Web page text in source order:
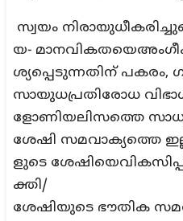
സ്വയം
യ-
ശ്യപ്പെടുന്നതിന് പകരം,
സായുധപ്രതിരോധ
ളോണിയലിസത്തെ
ശേഷി സമവാക്യത്തെ
ളുടെ
ക്തി/
ശേഷിയുടെ ഭൗതിക